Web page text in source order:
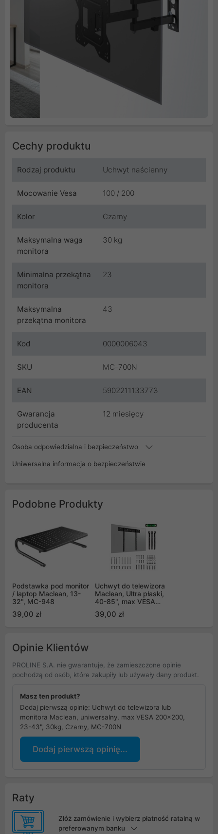
Cechy produktu
Rodzaj produktu Uchwyt naścienny
Mocowanie Vesa 100 / 200
Kolor Czarny
Maksymalna waga
monitora
30 kg
Minimalna przekątna
monitora
23
Maksymalna
przekątna monitora
43
Kod 0000006043
SKU MC-700N
EAN 5902211133773
Gwarancja
producenta
12 miesięcy
Osoba odpowiedzialna i bezpieczeństwo
Uniwersalna informacja o bezpieczeństwie
Podobne Produkty
Podstawka pod monitor
/ laptop Maclean, 13-
32", MC-948
39,00 zł
Uchwyt do telewizora
Maclean, Ultra płaski,
40-85", max VESA
do 80kg, MC-123
39,00 zł
Opinie Klientów
PROLINE S.A. nie gwarantuje, że zamieszczone opinie
pochodzą od osób, które zakupiły lub używały dany produkt.
Masz ten produkt?
Dodaj pierwszą opinię: Uchwyt do telewizora lub
monitora Maclean, uniwersalny, max VESA 200x200,
23-43", 30kg, Czarny, MC-700N
Dodaj pierwszą opinię...
Raty
Złóż zamówienie i wybierz płatność ratalną w
preferowanym banku